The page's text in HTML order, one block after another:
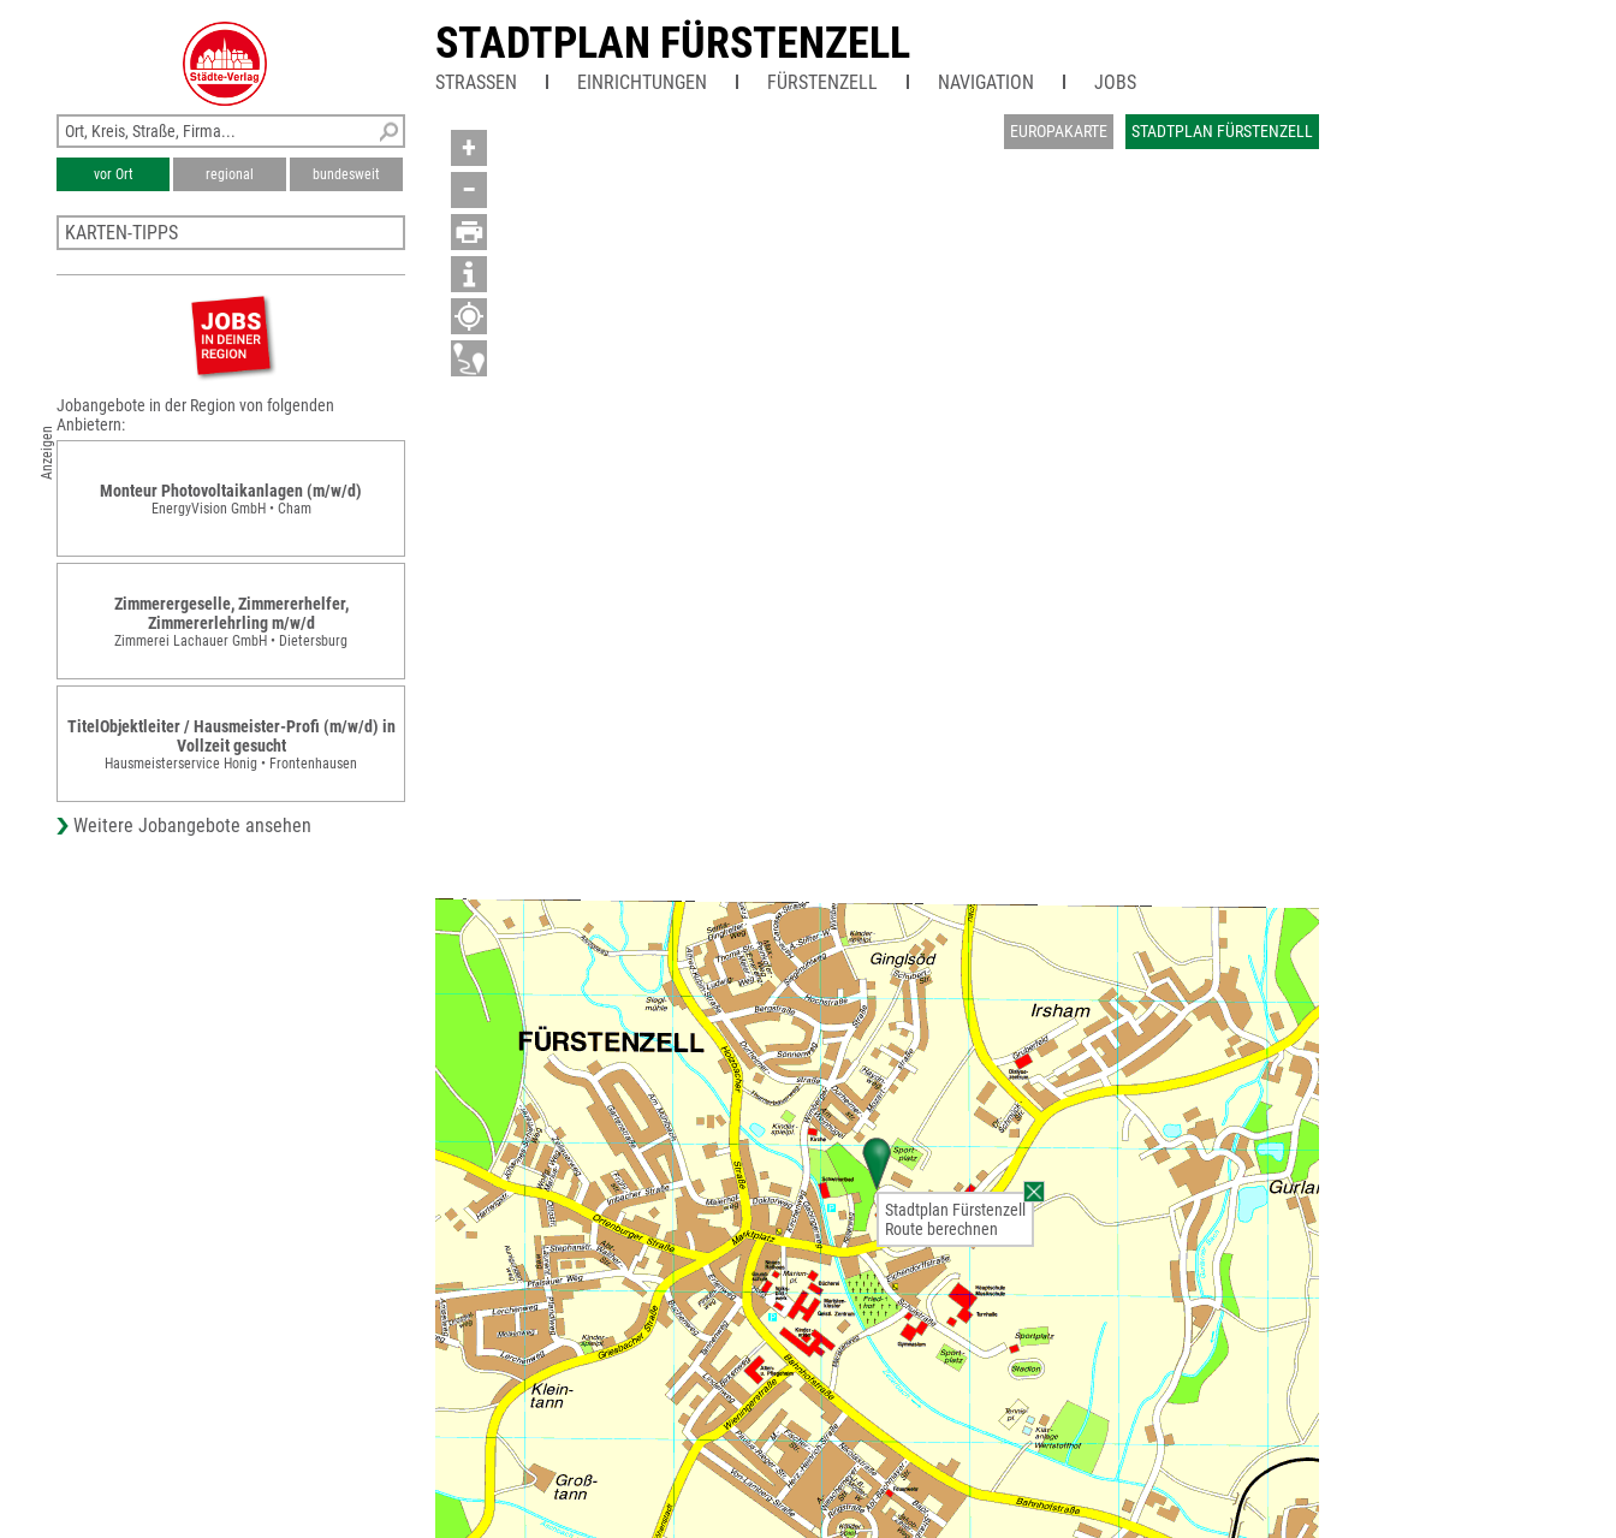
STADTPLAN FÜRSTENZELL
STRASSEN EINRICHTUNGEN FÜRSTENZELL NAVIGATION JOBS
EUROPAKARTE STADTPLAN FÜRSTENZELL
+
−
Stadtplan Fürstenzell
Route berechnen
vor Ort regional bundesweit
KARTEN-TIPPS
Karte Landkreis Passau
Stadtplan Vilshofen an der Donau
Anzeigen
Jobangebote in der Region von folgenden
Anbietern:
Monteur Photovoltaikanlagen (m/w/d)
EnergyVision GmbH • Cham
Zimmerergeselle, Zimmererhelfer,
Zimmererlehrling m/w/d
Zimmerei Lachauer GmbH • Dietersburg
TitelObjektleiter / Hausmeister-Profi (m/w/d) in
Vollzeit gesucht
Hausmeisterservice Honig • Frontenhausen
Weitere Jobangebote ansehen